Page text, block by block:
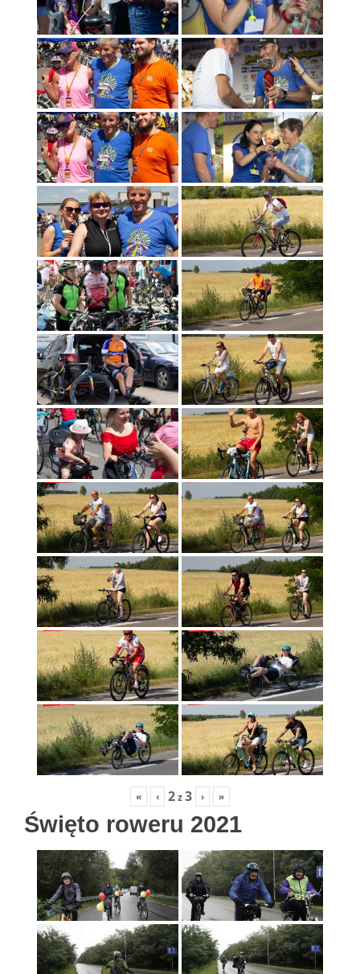
« ‹ 2z3 › »
Święto roweru 2021